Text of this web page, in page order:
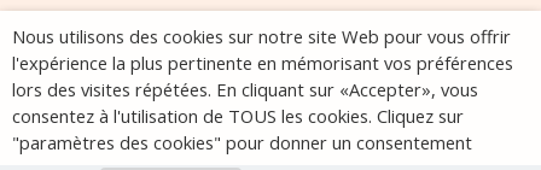
Nous utilisons des cookies sur notre site Web pour vous offrir
l'expérience la plus pertinente en mémorisant vos préférences
lors des visites répétées. En cliquant sur «Accepter», vous
consentez à l'utilisation de TOUS les cookies. Cliquez sur
"paramètres des cookies" pour donner un consentement